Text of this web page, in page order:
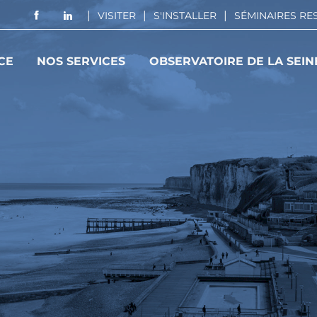
VISITER S'INSTALLER SÉMINAIRES
NOS SERVICES OBSERVATOIRE DE LA